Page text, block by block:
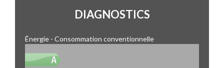
DIAGNOSTICS
Énergie - Consommation conventionnelle